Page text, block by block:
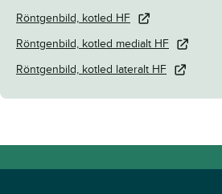
Röntgenbild, kotled HF
Röntgenbild, kotled medialt HF
Röntgenbild, kotled lateralt HF